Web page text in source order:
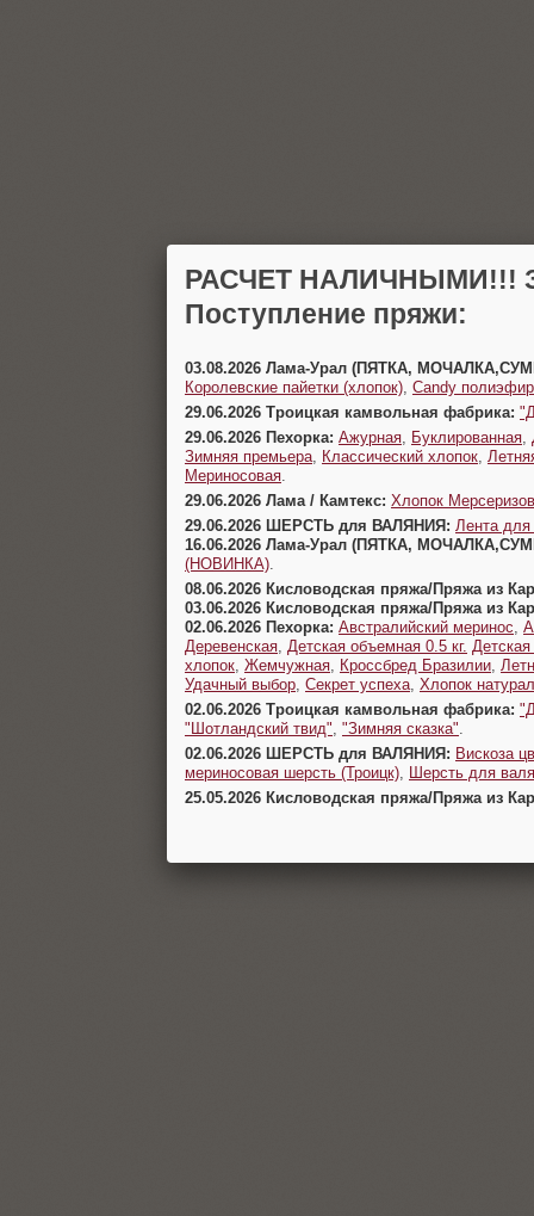
РАСЧЕТ НАЛИЧНЫМИ!!!
Поступление пряжи:
03.08.2026 Лама-Урал (ПЯТКА,
Королевские пайетки (хлопок) Candy
29.06.2026 Троицкая камвольная фабрика:
29.06.2026 Пехорка: Ажурная Буклированная
Зимняя премьера
Классический хлопок
Мериносовая
29.06.2026 Лама / Камтекс: Хлопок
29.06.2026 ШЕРСТЬ для ВАЛЯНИЯ: Лента для
16.06.2026 Лама-Урал (ПЯТКА,
(НОВИНКА)
08.06.2026 Кисловодская пряжа/Пряжа из
03.06.2026 Кисловодская пряжа/Пряжа из
02.06.2026 Пехорка: Австралийский меринос
Деревенская Детская объемная 0.5 кг.
хлопок Жемчужная Кроссбред Бразилии
Удачный выбор Секрет успеха Хлопок
02.06.2026 Троицкая камвольная фабрика:
"Шотландский твид" "Зимняя сказка"
02.06.2026 ШЕРСТЬ для ВАЛЯНИЯ: Вискоза
мериносовая шерсть (Троицк)
Шерсть для
25.05.2026 Кисловодская пряжа/Пряжа из